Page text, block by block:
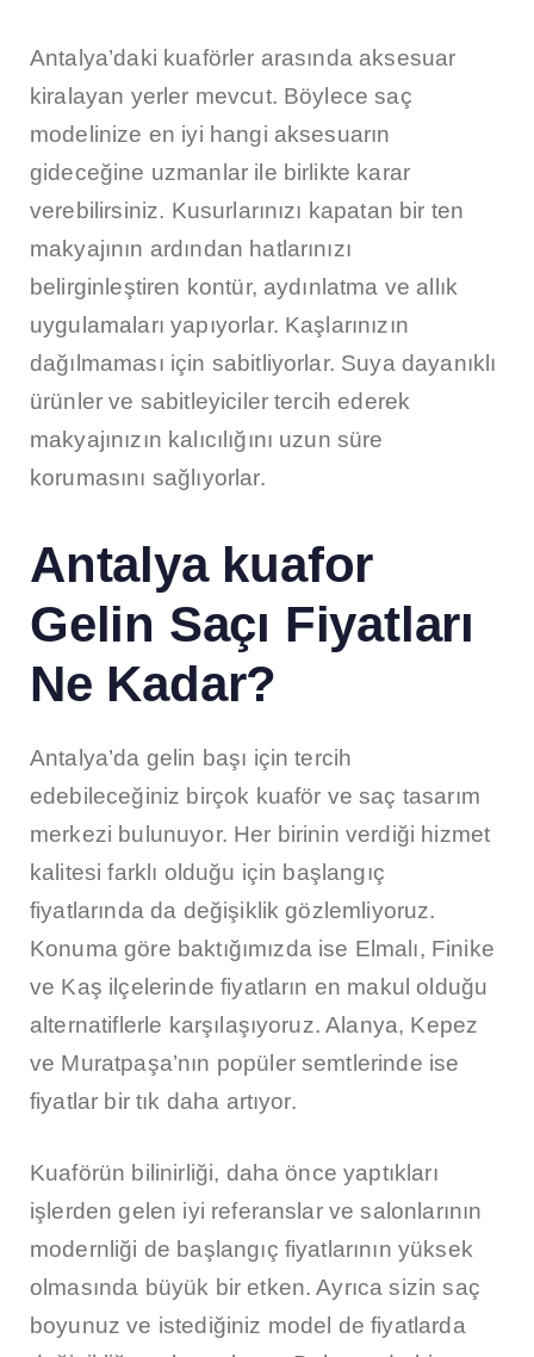
Antalya’daki kuaförler arasında aksesuar
kiralayan yerler mevcut. Böylece saç
modelinize en iyi hangi aksesuarın
gideceğine uzmanlar ile birlikte karar
verebilirsiniz. Kusurlarınızı kapatan bir ten
makyajının ardından hatlarınızı
belirginleştiren kontür, aydınlatma ve allık
uygulamaları yapıyorlar. Kaşlarınızın
dağılmaması için sabitliyorlar. Suya dayanıklı
ürünler ve sabitleyiciler tercih ederek
makyajınızın kalıcılığını uzun süre
korumasını sağlıyorlar.
Antalya kuafor
Gelin Saçı Fiyatları
Ne Kadar?
Antalya’da gelin başı için tercih
edebileceğiniz birçok kuaför ve saç tasarım
merkezi bulunuyor. Her birinin verdiği hizmet
kalitesi farklı olduğu için başlangıç
fiyatlarında da değişiklik gözlemliyoruz.
Konuma göre baktığımızda ise Elmalı, Finike
ve Kaş ilçelerinde fiyatların en makul olduğu
alternatiflerle karşılaşıyoruz. Alanya, Kepez
ve Muratpaşa’nın popüler semtlerinde ise
fiyatlar bir tık daha artıyor.
Kuaförün bilinirliği, daha önce yaptıkları
işlerden gelen iyi referanslar ve salonlarının
modernliği de başlangıç fiyatlarının yüksek
olmasında büyük bir etken. Ayrıca sizin saç
boyunuz ve istediğiniz model de fiyatlarda